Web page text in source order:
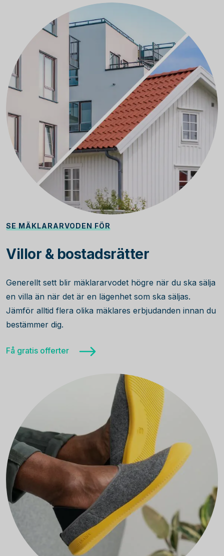
SE MÄKLARARVODEN FÖR
Villor & bostadsrätter
Generellt sett blir mäklararvodet högre när du ska sälja
en villa än när det är en lägenhet som ska säljas.
Jämför alltid flera olika mäklares erbjudanden innan du
bestämmer dig.
Få gratis offerter